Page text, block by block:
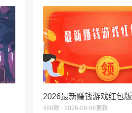
2026最新赚钱游戏红包版
488款 · 2026-08-06更新